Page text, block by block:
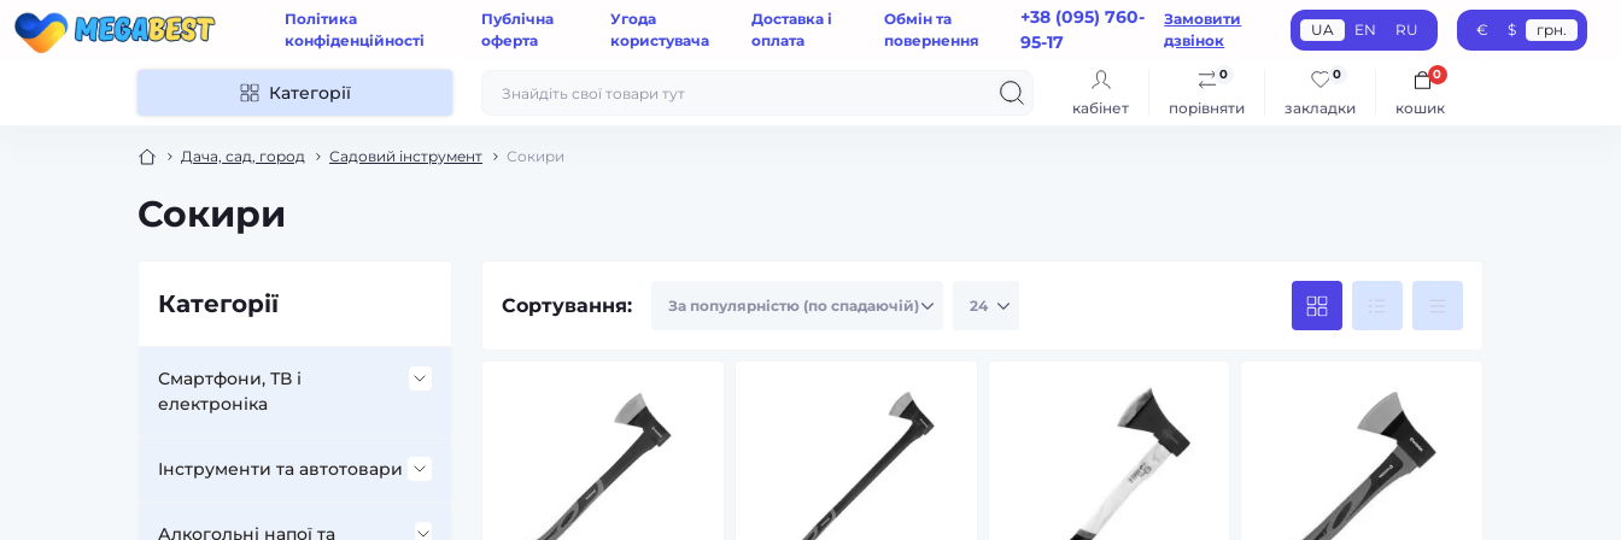
Політика
конфіденційності
Публічна
оферта
Угода
користувача
Доставка і
оплата
Обмін та
повернення
+38 (095) 760-
95-17
Замовити
дзвінок
UA EN RU € $ грн.
Категорії
кабінет порівняти
0
закладки
0
кошик
0
Дача, сад, город Садовий інструмент Сокири
Сокири
Категорії
Смартфони, ТВ і
електроніка
Аксесуари до мобільних
Інструменти та автотовари
Інструменти та обладнання
Алкогольні напої та
Сортування: